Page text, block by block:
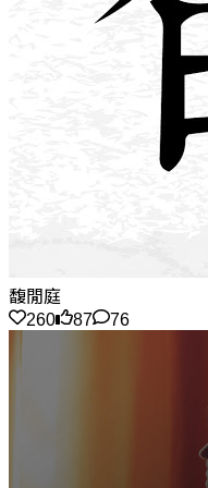
馥閒庭
260
87 76